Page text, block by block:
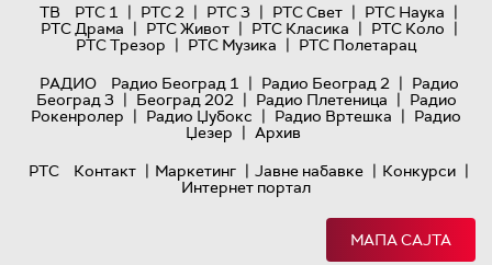
ТВ
РТС 1 | РТС 2 | РТС 3 | РТС Свет | РТС Наука |
РТС Драма | РТС Живот | РТС Класика | РТС Коло |
РТС Трезор | РТС Музика | РТС Полетарац
РАДИО
Радио Београд 1 | Радио Београд 2 | Радио
Београд 3 | Београд 202 | Радио Плетеница | Радио
Рокенролер | Радио Џубокс | Радио Вртешка | Радио
Џезер | Архив
РТС
Контакт | Маркетинг | Јавне набавке | Конкурси |
Интернет портал
МАПА САЈТА